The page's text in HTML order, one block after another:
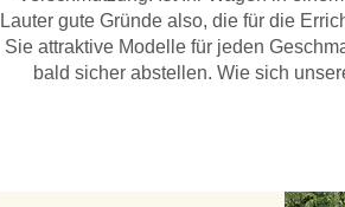
Lauter gute Gründe also, die für die
Sie attraktive Modelle für jeden
bald sicher abstellen. Wie sich